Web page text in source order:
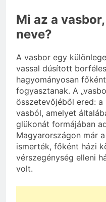
Mi az a
neve?
A vasbor egy
vassal dúsított
hagyományosan
fogyasztanak. A
összetevőjéből ered:
vasból, amelyet
glükonát formájában
Magyarországon már
ismerték, főként házi
vérszegénység elleni
volt.